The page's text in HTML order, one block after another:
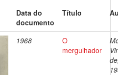
Data do
documento
Título
1968
O
mergulhador